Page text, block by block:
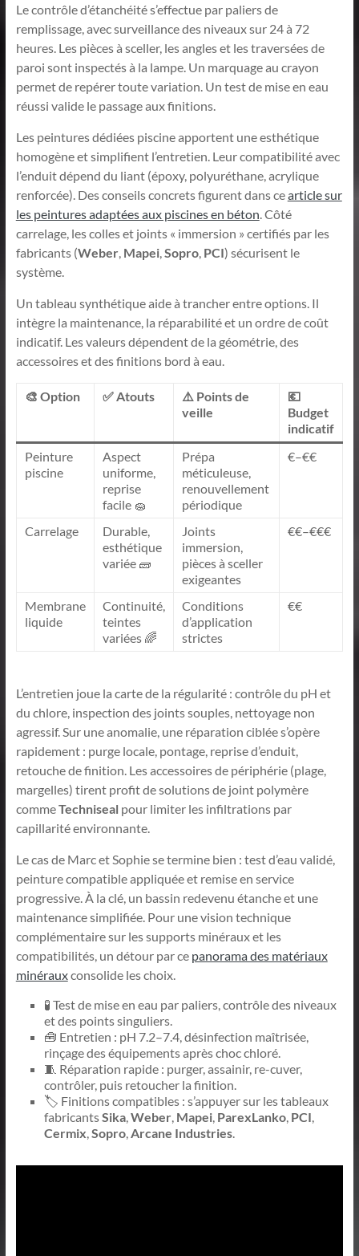
Le contrôle d’étanchéité s’effectue par paliers de
remplissage, avec surveillance des niveaux sur 24 à 72
heures. Les pièces à sceller, les angles et les traversées de
paroi sont inspectés à la lampe. Un marquage au crayon
permet de repérer toute variation. Un test de mise en eau
réussi valide le passage aux finitions.
Les peintures dédiées piscine apportent une esthétique
homogène et simplifient l’entretien. Leur compatibilité avec
l’enduit dépend du liant (époxy, polyuréthane, acrylique
renforcée). Des conseils concrets figurent dans cearticle sur
les peintures adaptées aux piscines en béton . Côté
carrelage, les colles et joints « immersion » certifiés par les
fabricants (Weber, Mapei, Sopro, PCI) sécurisent le
système.
Un tableau synthétique aide à trancher entre options. Il
intègre la maintenance, la réparabilité et un ordre de coût
indicatif. Les valeurs dépendent de la géométrie, des
accessoires et des finitions bord à eau.
🎨 Option ✅ Atouts
⚠️ Points de
veille
💶
Budget
indicatif
Peinture
piscine
Aspect
uniforme,
reprise
facile 🧽
Prépa
méticuleuse,
renouvellement
périodique
€–€€
Carrelage
Durable,
esthétique
variée 🧱
Joints
immersion,
pièces à sceller
exigeantes
€€–€€€
Membrane
liquide
Continuité,
teintes
variées 🌈
Conditions
d’application
strictes
€€
L’entretien joue la carte de la régularité : contrôle du pH et
du chlore, inspection des joints souples, nettoyage non
agressif. Sur une anomalie, une réparation ciblée s’opère
rapidement : purge locale, pontage, reprise d’enduit,
retouche de finition. Les accessoires de périphérie (plage,
margelles) tirent profit de solutions de joint polymère
commeTechnisealpour limiter les infiltrations par
capillarité environnante.
Le cas de Marc et Sophie se termine bien : test d’eau validé,
peinture compatible appliquée et remise en service
progressive. À la clé, un bassin redevenu étanche et une
maintenance simplifiée. Pour une vision technique
complémentaire sur les supports minéraux et les
compatibilités, un détour par ce panorama des matériaux
minérauxconsolide les choix.
🧪 Test de mise en eau par paliers, contrôle des niveaux
et des points singuliers.
🧰 Entretien : pH 7.2–7.4, désinfection maîtrisée,
rinçage des équipements après choc chloré.
🧵 Réparation rapide : purger, assainir, re-cuver,
contrôler, puis retoucher la finition.
🏷️ Finitions compatibles : s’appuyer sur les tableaux
fabricantsSika, Weber, Mapei, ParexLanko, PCI
Cermix Sopro, Arcane Industries.